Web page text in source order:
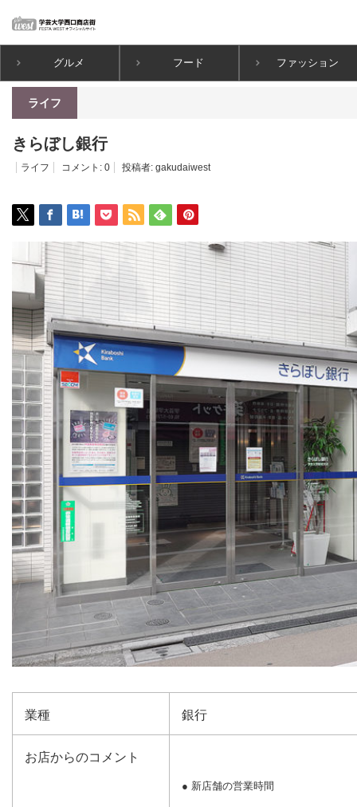
グルメ フード ファッション
ホーム ライフ きらぼし銀行
ライフ
きらぼし銀行
ライフ コメント: 0 投稿者: gakudaiwest
業種 銀行
お店からのコメント
● 新店舗の営業時間